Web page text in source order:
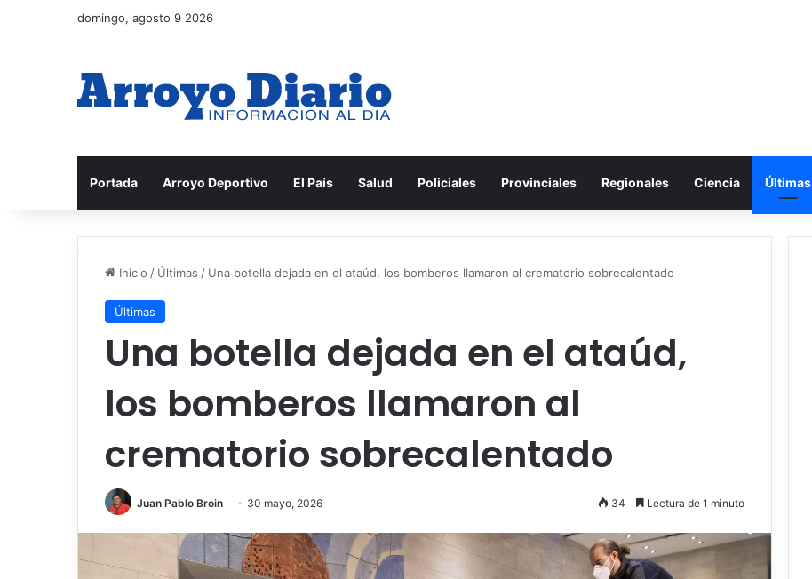
domingo, agosto 9 2026
Portada Arroyo Deportivo El País Salud Policiales Provinciales Regionales Ciencia Últimas
Inicio / Últimas / Una botella dejada en el ataúd, los bomberos llamaron al crematorio sobrecalentado
Últimas
Una botella dejada en el ataúd,
los bomberos llamaron al
crematorio sobrecalentado
Juan Pablo Broin 30 mayo, 2026 34 Lectura de 1 minuto